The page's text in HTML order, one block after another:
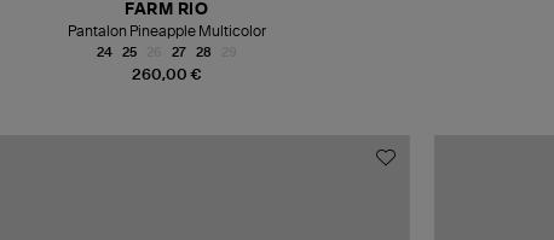
260,00 €
FARM RIO
Pantalon Pineapple Multicolor
24 25 27 28